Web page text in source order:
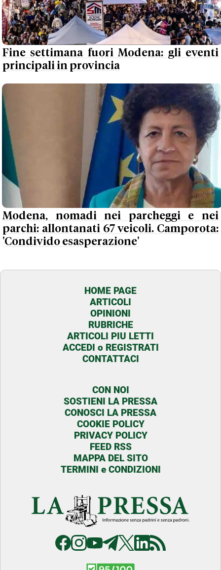
Fine settimana fuori Modena: gli eventi
principali in provincia
Modena, nomadi nei parcheggi e nei
parchi: allontanati 67 veicoli. Camporota:
'Condivido esasperazione'
HOME PAGE
ARTICOLI
OPINIONI
RUBRICHE
ARTICOLI PIU LETTI
ACCEDI o REGISTRATI
CONTATTACI
CON NOI
SOSTIENI LA PRESSA
CONOSCI LA PRESSA
COOKIE POLICY
PRIVACY POLICY
FEED RSS
MAPPA DEL SITO
TERMINI e CONDIZIONI